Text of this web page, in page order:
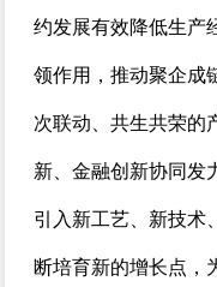
约发展有效降低生产
领作用，推动聚企成
次联动、共生共荣的
新、金融创新协同发
引入新工艺、新技术
断培育新的增长点，